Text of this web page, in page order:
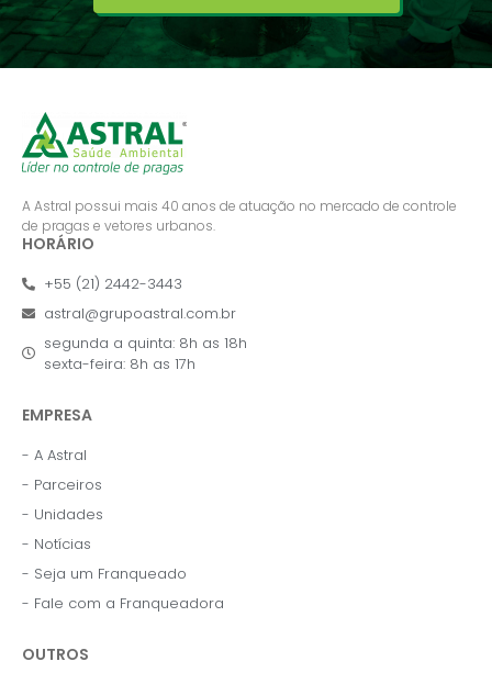
A Astral possui mais 40 anos de atuação no mercado de controle
de pragas e vetores urbanos.
HORÁRIO
+55 (21) 2442-3443
astral@grupoastral.com.br
segunda a quinta: 8h as 18h
sexta-feira: 8h as 17h
EMPRESA
- A Astral
- Parceiros
- Unidades
- Notícias
- Seja um Franqueado
- Fale com a Franqueadora
OUTROS